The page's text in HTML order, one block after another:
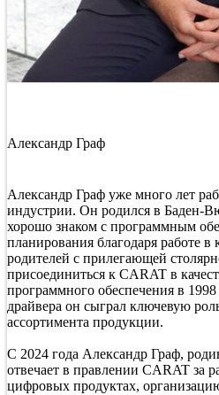
Александр Граф
Александр Граф уже много лет
индустрии. Он родился в Баден-
хорошо знаком с программным
планирования благодаря работе
родителей с прилегающей
присоединиться к CARAT в
программного обеспечения в
драйвера он сыграл ключевую
ассортимента продукции.
С 2024 года Александр Граф,
отвечает в правлении CARAT за
цифровых продуктах,